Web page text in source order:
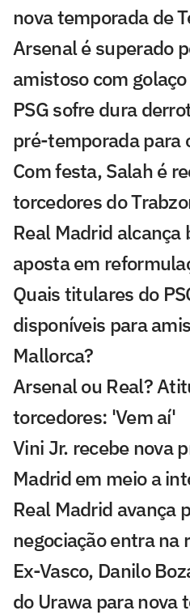
nova temporada de
Arsenal é superado
amistoso com
PSG sofre dura
pré-temporada para
Com festa, Salah é
torcedores do
Real Madrid alcança
aposta em
Quais titulares do
disponíveis para
Mallorca?
Arsenal ou Real?
torcedores: 'Vem aí'
Vini Jr. recebe nova
Madrid em meio a
Real Madrid avança
negociação entra na
Ex-Vasco, Danilo
do Urawa para nova